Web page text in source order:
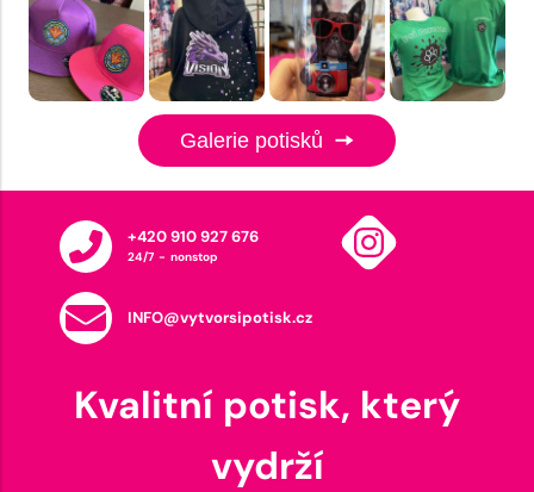
Galerie potisků
+420 910 927 676
24/7 - nonstop
INFO@vytvorsipotisk.cz
Kvalitní potisk, který
vydrží